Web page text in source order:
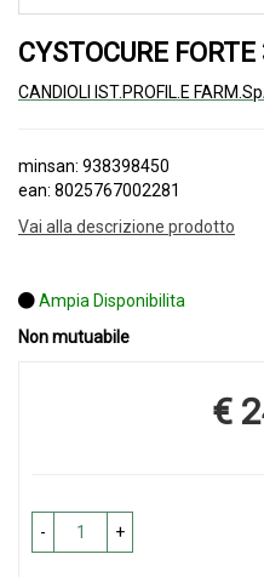
CYSTOCURE
CANDIOLI IST.PROFIL.E
minsan: 938398450
ean: 8025767002281
Vai alla descrizione prodotto
Ampia Disponibilita
Non mutuabile
€
- +